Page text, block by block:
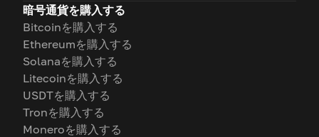
暗号通貨を購入する
Bitcoinを購入する
Ethereumを購入する
Solanaを購入する
Litecoinを購入する
USDTを購入する
Tronを購入する
Moneroを購入する